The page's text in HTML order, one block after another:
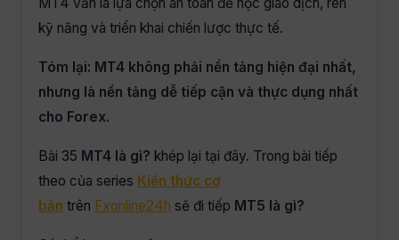
kỹ năng và triển khai chiến lược thực tế.
Tóm lại: MT4 không phải nền tảng hiện đại nhất,
nhưng là nền tảng dễ tiếp cận và thực dụng nhất
cho Forex.
Bài 35 MT4 là gì? khép lại tại đây. Trong bài tiếp
theo của series Kiến thức cơ
bản trên Fxonline24h sẽ đi tiếp MT5 là gì?